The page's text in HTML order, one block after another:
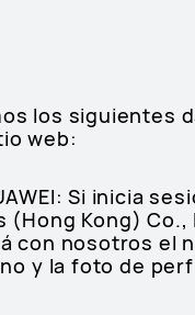
los siguientes
web:
Si inicia
(Hong Kong)
con nosotros el
y la foto de